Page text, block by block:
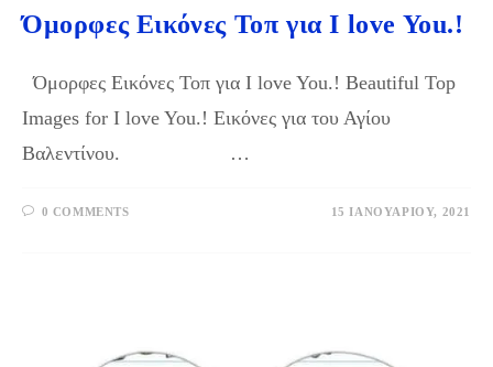
Όμορφες Εικόνες Τοπ για I love You.!
Όμορφες Εικόνες Τοπ για I love You.! Beautiful Top
Images for I love You.! Εικόνες για του Αγίου
Βαλεντίνου. …
0 COMMENTS 15 ΙΑΝΟΥΑΡΊΟΥ, 2021